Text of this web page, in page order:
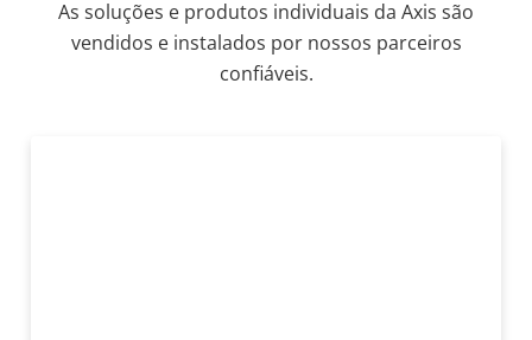
As soluções e produtos individuais da Axis são
vendidos e instalados por nossos parceiros
confiáveis.